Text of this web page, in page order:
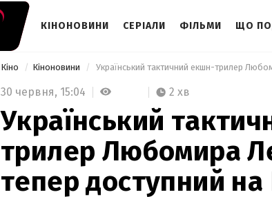
КІНОНОВИНИ СЕРІАЛИ ФІЛЬМИ ЩО
Кіно Кіноновини
30 червня, 15:04 2 хв
Український
трилер Любомира
тепер доступний